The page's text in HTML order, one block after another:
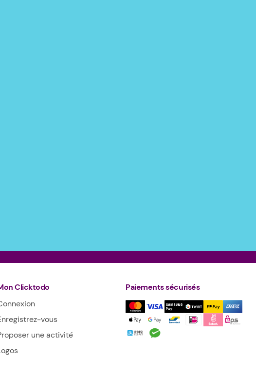
Clicktodo
vous
une activité
Paiements sécurisés